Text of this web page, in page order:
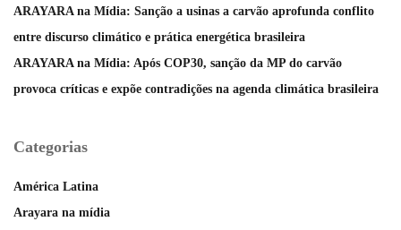
ARAYARA na Mídia: Sanção a usinas a carvão aprofunda conflito
entre discurso climático e prática energética brasileira
ARAYARA na Mídia: Após COP30, sanção da MP do carvão
provoca críticas e expõe contradições na agenda climática brasileira
Categorias
América Latina
Arayara na mídia